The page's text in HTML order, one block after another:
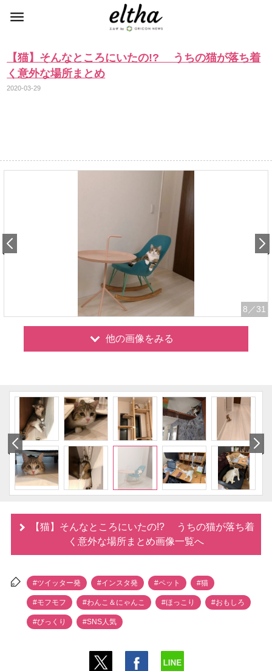
【猫】そんなところにいたの!? うちの猫が落ち着
く意外な場所まとめ
2020-03-29
8 ／31
他の画像をみる
【猫】そんなところにいたの!? うちの猫が落ち着
く意外な場所まとめ画像一覧へ
#ツイッター発 #インスタ発 #ペット #猫
#モフモフ #わんこ＆にゃんこ #ほっこり #おもしろ
#びっくり #SNS人気